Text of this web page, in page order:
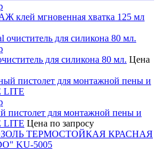
мгновенная хватка 125 мл
для силикона 80 мл. Цена
пистолет для монтажной пены и
LITE Цена по запросу